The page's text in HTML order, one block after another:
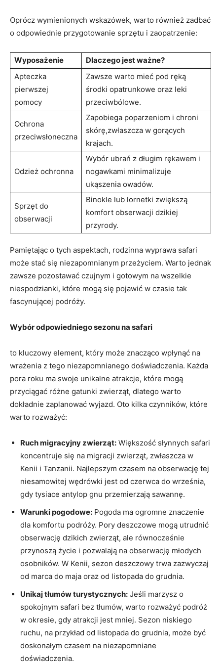
Oprócz ‌wymienionych wskazówek, warto również zadbać
o odpowiednie przygotowanie sprzętu⁤ i zaopatrzenie:
Wyposażenie
Dlaczego jest ważne?
Apteczka
pierwszej
pomocy
Zawsze warto mieć pod ręką
środki opatrunkowe oraz leki
przeciwbólowe.
Ochrona
przeciwsłoneczna
Zapobiega‌ poparzeniom i chroni
skórę,zwłaszcza w gorących
krajach.
Odzież ochronna
Wybór ubrań z długim⁣ rękawem‍ i
nogawkami‍ minimalizuje⁢
ukąszenia‌ owadów.
Sprzęt do
obserwacji
Binokle lub lornetki zwiększą
komfort obserwacji dzikiej‌
przyrody.
Pamiętając o tych aspektach, rodzinna wyprawa safari‍
może⁣ stać się niezapomnianym ‍przeżyciem. Warto jednak
zawsze ⁤pozostawać czujnym i gotowym na wszelkie
niespodzianki, które mogą się pojawić w czasie tak
fascynującej podróży.
Wybór⁤ odpowiedniego ‌sezonu na safari
to kluczowy ⁢element,​ który może znacząco wpłynąć na
wrażenia z tego ⁤niezapomnianego doświadczenia. Każda
pora roku ma swoje unikalne atrakcje, które mogą
przyciągać różne ⁤gatunki zwierząt, dlatego warto
dokładnie zaplanować wyjazd. ​Oto⁣ kilka czynników, które
warto rozważyć:
Ruch migracyjny zwierząt: Większość słynnych safari
koncentruje się na migracji zwierząt, zwłaszcza w
Kenii i Tanzanii. Najlepszym czasem na obserwację tej
niesamowitej wędrówki jest od czerwca do⁢ września,
gdy tysiace antylop gnu przemierzają sawannę.
Warunki pogodowe: Pogoda ma ogromne znaczenie
dla komfortu podróży. Pory ⁣deszczowe mogą ⁢utrudnić
obserwację dzikich zwierząt, ale równocześnie
⁢przynoszą życie i pozwalają na obserwację młodych
osobników. ‌W Kenii, sezon deszczowy trwa zazwyczaj
od marca do maja oraz od ⁢listopada do grudnia.
Unikaj tłumów turystycznych: Jeśli marzysz o
spokojnym safari ​bez tłumów, warto rozważyć podróż
w okresie, gdy atrakcji jest mniej. Sezon niskiego
ruchu, na ‍przykład od listopada do grudnia, może być
doskonałym czasem na niezapomniane
doświadczenia.